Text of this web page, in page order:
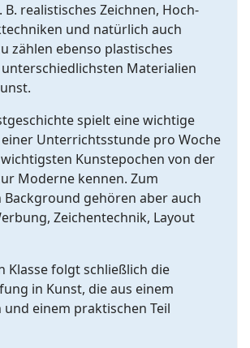
B. realistisches Zeichnen, Hoch-
und natürlich auch
zählen ebenso plastisches
Materialien
spielt eine wichtige
einer Unterrichtsstunde pro Woche
Kunstepochen von der
Moderne kennen. Zum
gehören aber auch
Zeichentechnik, Layout
Klasse folgt schließlich die
in Kunst, die aus einem
einem praktischen Teil